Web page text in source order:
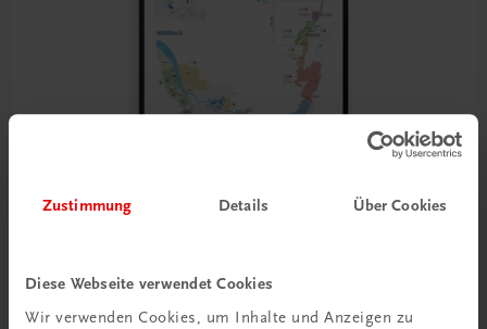
Zustimmung Details Über Cookies
Diese Webseite verwendet Cookies
Wir verwenden Cookies, um Inhalte und Anzeigen zu
Poster: Spitzenweinbaugebiete in Frankreich.
Bordeaux, Burgund